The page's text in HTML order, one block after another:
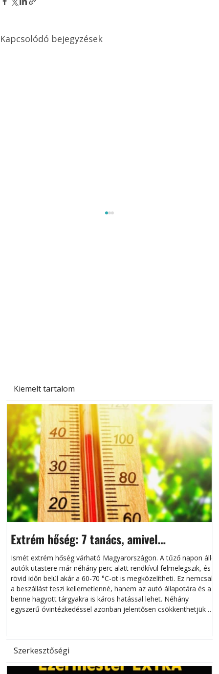
Kiemelt tartalom
Extrém hőség: 7 tanács, amivel
megóvhatjuk autónkat a nyári károktól
Ismét extrém hőség várható Magyarországon. A tűző napon álló
autók utastere már néhány perc alatt rendkívül felmelegszik, és
rövid időn belül akár a 60-70 °C-ot is megközelítheti. Ez nemcsak
a beszállást teszi kellemetlenné, hanem az autó állapotára és a
benne hagyott tárgyakra is káros hatással lehet. Néhány
egyszerű óvintézkedéssel azonban jelentősen csökkenthetjük a
Szerkesztőségi
Kapcsolódó bejegyzések